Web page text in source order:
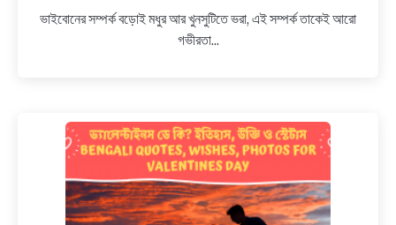
সম্পর্কের
বাণী
ও
ফটো
~
Bengali
Quotes
ভাইবোনের সম্পর্ক বড়োই মধুর আর খুনসুটিতে ভরা, এই সম্পর্ক তাকেই আরো
গভীরতা...